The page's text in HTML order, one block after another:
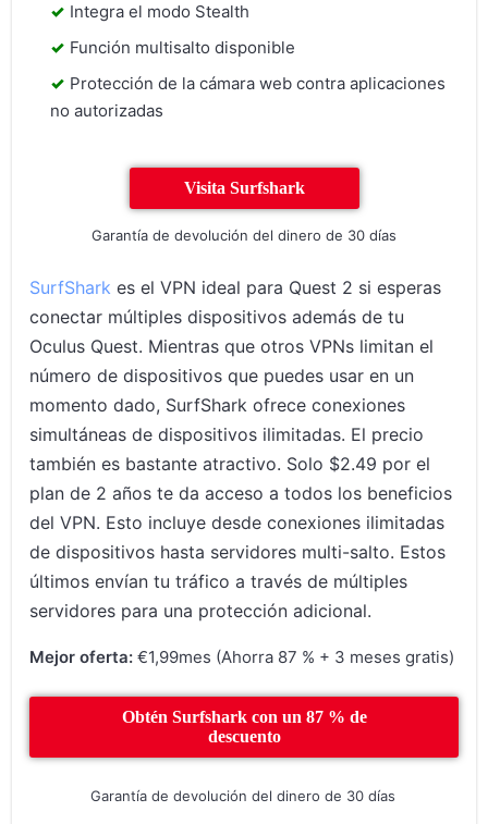
Integra el modo Stealth
Función multisalto disponible
Protección de la cámara web contra aplicaciones
no autorizadas
Visita Surfshark
Garantía de devolución del dinero de 30 días
SurfShark es el VPN ideal para Quest 2 si esperas
conectar múltiples dispositivos además de tu
Oculus Quest. Mientras que otros VPNs limitan el
número de dispositivos que puedes usar en un
momento dado, SurfShark ofrece conexiones
simultáneas de dispositivos ilimitadas. El precio
también es bastante atractivo. Solo $2.49 por el
plan de 2 años te da acceso a todos los beneficios
del VPN. Esto incluye desde conexiones ilimitadas
de dispositivos hasta servidores multi-salto. Estos
últimos envían tu tráfico a través de múltiples
servidores para una protección adicional.
Mejor oferta: €1,99mes (Ahorra 87 % + 3 meses gratis)
Obtén Surfshark con un 87 % de
descuento
Garantía de devolución del dinero de 30 días